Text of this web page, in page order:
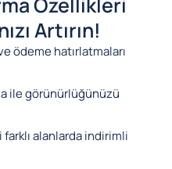
Artırın!
ödeme hatırlatmaları
ile görünürlüğünüzü
alanlarda indirimli